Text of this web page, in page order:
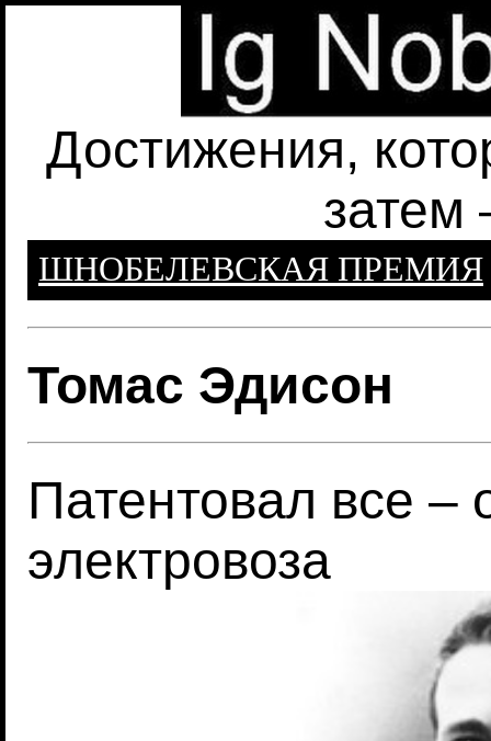
Достижения,
затем
ШНОБЕЛЕВСКАЯ ПРЕМИЯ
Томас Эдисон
Патентовал все –
электровоза